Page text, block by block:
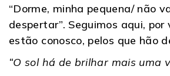
“Dorme, minha pequena/ não
despertar”. Seguimos aqui, por
estão conosco, pelos que hão
“O sol há de brilhar mais uma